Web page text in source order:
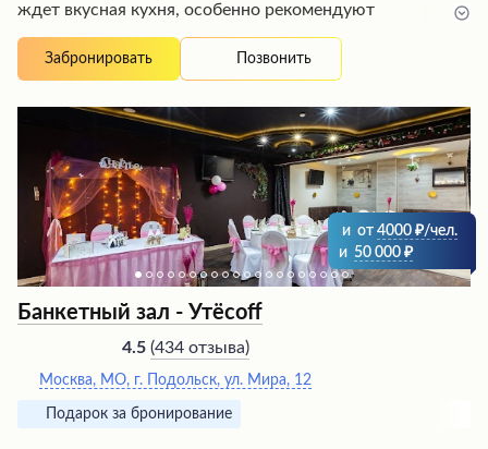
ждет вкусная кухня, особенно рекомендуют
Приветливый персонал создает атмосферу душевного
общения и заботится о комфорте гостей. Ценители
непременно оценят это гостеприимное место.
Забронировать Позвонить
и от 4000
/чел.
и 50 000
Банкетный зал - Утёсоff
4.5 (434 отзыва)
Москва, МО, г. Подольск, ул. Мира, 12
Подарок за бронирование